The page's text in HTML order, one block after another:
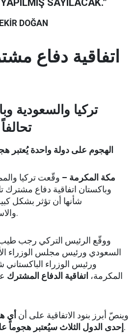
SAYILACAK.”
DOĞAN
اتفاقية دفاع
تركيا والسعودية
الهجوم على دولة واحدة يُعتبر
مكة المكرمة – وقّعت تركيا
وباكستان اتفاقية دفاع
شأنها أن تؤثر بشكل
والاستراتيجية في المنطقة.
ووقّع الرئيس التركي رجب طيب
السعودي ورئيس مجلس الوزراء
ورئيس الوزراء
المكرمة، اتفاقية الدفاع المشترك
وينصّ أبرز بنود الاتفاقية على أن أي
إحدى الدول الثلاث سيُعتبر هجوماً .